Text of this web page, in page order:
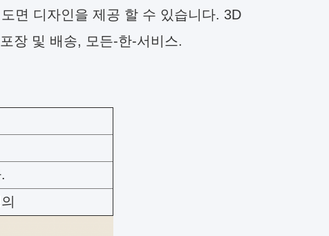
면 디자인을 제공 할 수 있습니다. 3D
장 및 배송, 모든-한-서비스.